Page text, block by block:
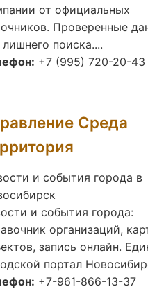
от официальных
Проверенные
лишнего поиска....
+7 (995) 720-20-43
Среда
и события города в
и события города:
организаций,
запись онлайн.
портал
+7-961-866-13-37